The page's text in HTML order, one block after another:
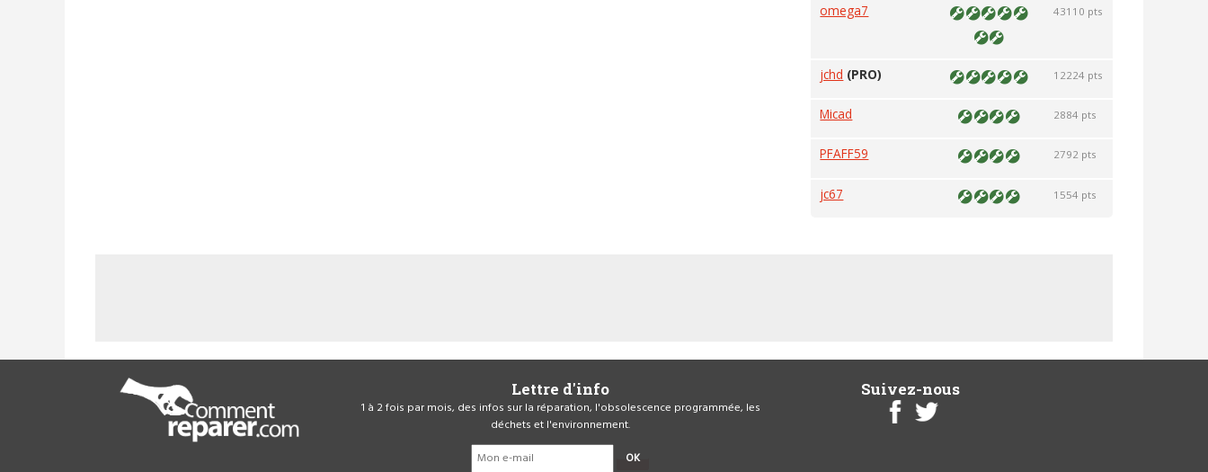
omega7 43110 pts
jchd (PRO) 12224 pts
Micad 2884 pts
PFAFF59 2792 pts
jc67 1554 pts
Lettre d'info
1 à 2 fois par mois, des infos sur la réparation, l'obsolescence programmée, les
déchets et l'environnement.
OK
Suivez-nous